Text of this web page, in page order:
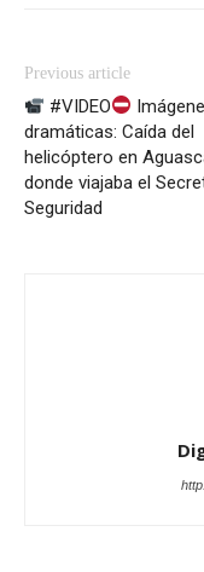
Previous article
#VIDEO
dramáticas: Caída del
helicóptero en
donde viajaba el
Seguridad